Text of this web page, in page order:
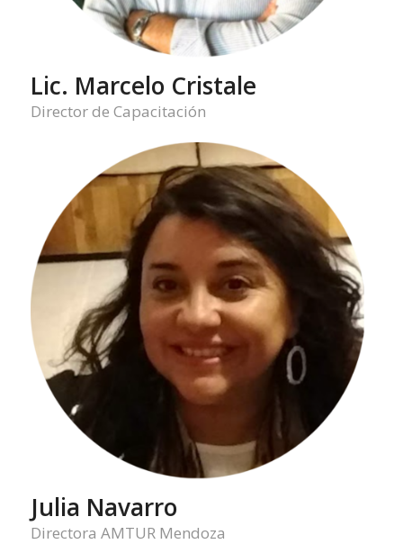
Lic. Marcelo Cristale
Director de Capacitación
Julia Navarro
Directora AMTUR Mendoza